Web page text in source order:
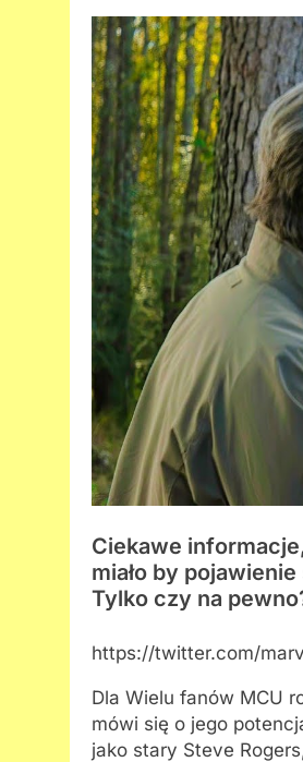
Ciekawe
miało by
Tylko czy na
https://twitter.com/
Dla Wielu fanów MCU
mówi się o jego
jako stary Steve